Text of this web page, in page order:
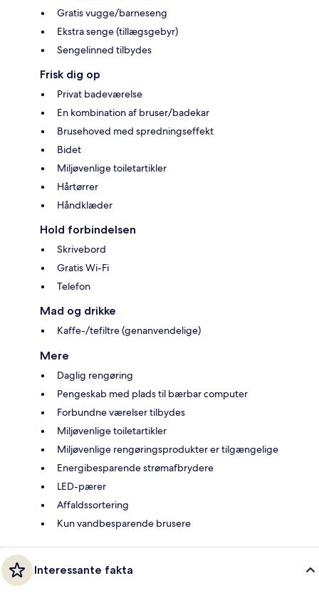
Gratis vugge/barneseng
Ekstra senge (tillægsgebyr)
Sengelinned tilbydes
Frisk dig op
Privat badeværelse
En kombination af bruser/badekar
Brusehoved med spredningseffekt
Bidet
Miljøvenlige toiletartikler
Hårtørrer
Håndklæder
Hold forbindelsen
Skrivebord
Gratis Wi-Fi
Telefon
Mad og drikke
Kaffe-/tefiltre (genanvendelige)
Mere
Daglig rengøring
Pengeskab med plads til bærbar computer
Forbundne værelser tilbydes
Miljøvenlige toiletartikler
Miljøvenlige rengøringsprodukter er tilgængelige
Energibesparende strømafbrydere
LED-pærer
Affaldssortering
Kun vandbesparende brusere
Interessante fakta